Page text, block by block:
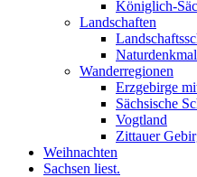
Königlich-
Landschaften
Naturdenkmal
Wanderregionen
Erzgebirge
Sächsische
Vogtland
Zittauer
Weihnachten
Sachsen liest.